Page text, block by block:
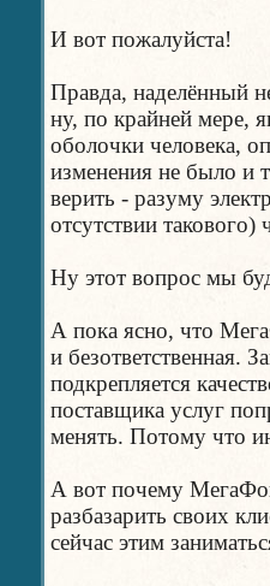
И вот пожалуйста!
Правда, наделённый
ну, по крайней мере,
оболочки человека,
изменения не было и
верить - разуму
отсутствии такового)
Ну этот вопрос мы
А пока ясно, что
и безответственная.
подкрепляется
поставщика услуг
менять. Потому что
А вот почему
разбазарить своих
сейчас этим